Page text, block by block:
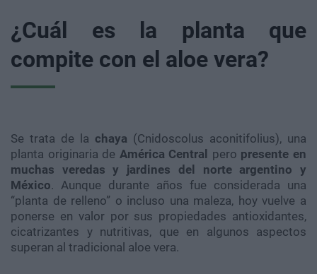
¿Cuál es la planta que
compite con el aloe vera?
Se trata de la chaya (Cnidoscolus aconitifolius), una
planta originaria de América Central pero presente en
muchas veredas y jardines del norte argentino y
México. Aunque durante años fue considerada una
“planta de relleno” o incluso una maleza, hoy vuelve a
ponerse en valor por sus propiedades antioxidantes,
cicatrizantes y nutritivas, que en algunos aspectos
superan al tradicional aloe vera.